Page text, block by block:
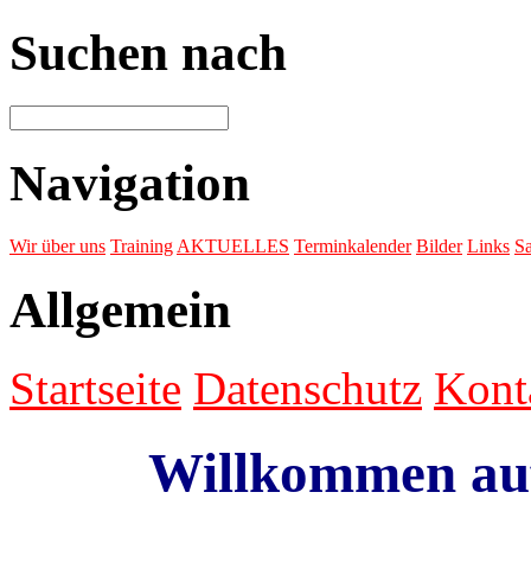
Suchen nach
Navigation
Wir über uns Training AKTUELLES Terminkalender Bilder Links
Allgemein
Startseite Datenschutz
Willkommen